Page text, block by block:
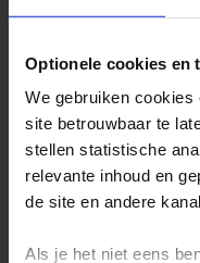
Optionele cookies en
We gebruiken cookies
site betrouwbaar te
stellen statistische
relevante inhoud en
de site en andere
Als je het niet eens
Accommodaties
Reizen met
Bestemmingen